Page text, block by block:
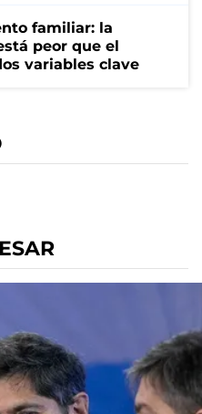
familiar: la
peor que el
variables clave